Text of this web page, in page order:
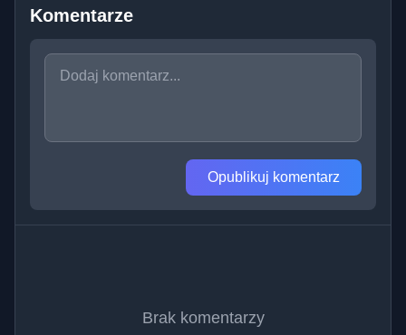
Komentarze
Opublikuj komentarz
Brak komentarzy